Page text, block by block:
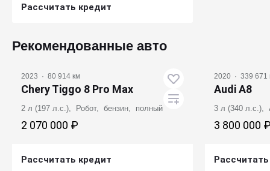
Рассчитать кредит
Рекомендованные авто
2023 · 80 914 км
Chery Tiggo 8 Pro Max
2 л (197 л.с.), Робот, бензин, полный
2 070 000 ₽
Рассчитать кредит
2020 · 339 671
Audi A8
3 л (340
3 800 000